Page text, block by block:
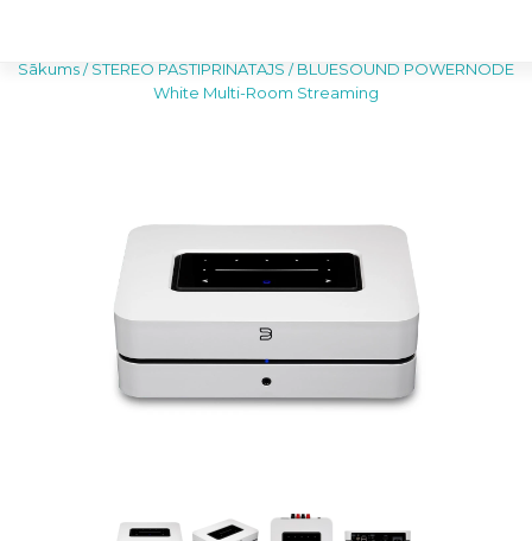
Sākums/STEREO PASTIPRINĀTĀJS /BLUESOUND POWERNODE
White Multi-Room Streaming